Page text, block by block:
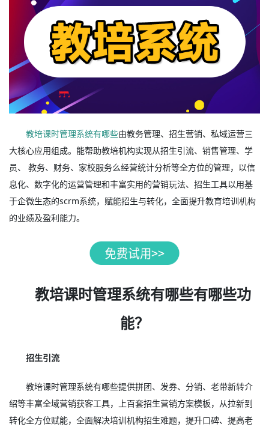
教培课时管理系统有哪些由教务管理、招生营销、私域运营三
大核心应用组成。能帮助教培机构实现从招生引流、销售管理、学
员、 教务、财务、家校服务么经营统计分析等全方位的管理，以信
息化、数字化的运营管理和丰富实用的营销玩法、招生工具以用基
于企微生态的scrm系统，赋能招生与转化，全面提升教育培训机构
的业绩及盈利能力。
教培课时管理系统有哪些有哪些功
能？
招生引流
教培课时管理系统有哪些提供拼团、发券、分销、老带新转介
绍等丰富全域营销获客工具，上百套招生营销方案模板，从拉新到
转化全方位赋能，全面解决培训机构招生难题，提升口碑、提高老